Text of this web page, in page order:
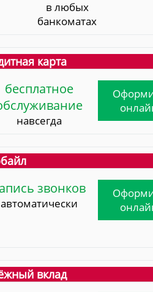
в любых
банкоматах
карта
бесплатное
навсегда
звонков
автоматически
вклад